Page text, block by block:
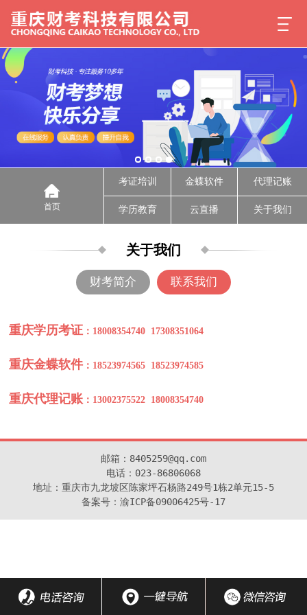
首页
考证培训 金蝶软件 代理记账
学历教育 云直播 关于我们
关于我们
财考简介 联系我们
重庆学历考证 ：18008354740 17308351064
金蝶咨询 ：18523974565 18523974585
重庆金蝶软件 ：18523974565 18523974585
重庆代理记账 ：13002375522 18008354740
邮箱：8405259@qq.com
电话：023-86806068
地址：重庆市九龙坡区陈家坪石杨路249号1栋2单元15-5
备案号：渝ICP备09006425号-17